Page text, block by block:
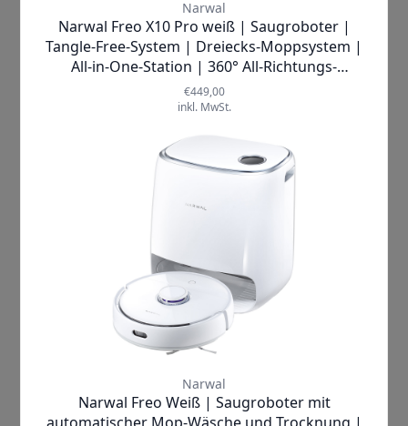
empfangen, ohne dir Gedanken über
unordentliche Ecken machen zu
müssen. DerNARWAL Freo X Ultra
Extendgibt dir das gute Gefühl von
Kontrolle und Zufriedenheit, während
gleitet und alles hinter sich lässt, was
nicht dort hingehört.
NARWAL Freo X
Dirtsense™ Technologie
selbst die hartnäckigsten
Schmutzstellen und
passt seine
Reinigungseinstellungen
entsprechend an
. Mit einer
beeindruckenden
Saugkraft von 8.200
erobert er mühelos Tierhaare und
andere Verunreinigungen. Die